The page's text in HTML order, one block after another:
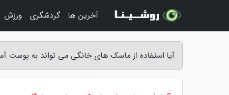
آیا استفاده از ماسک های خانگی می تواند به پوست
آخرین ها گردشگری ورزش